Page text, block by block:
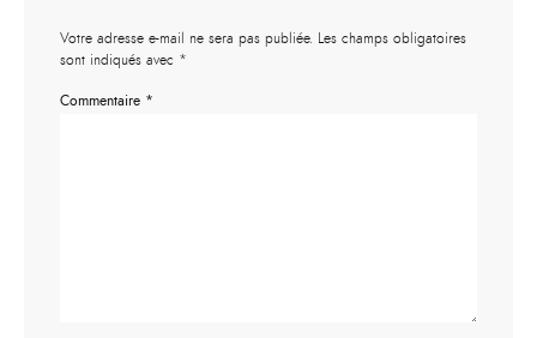
Votre adresse e-mail ne sera pas publiée. Les champs obligatoires
sont indiqués avec *
Commentaire *